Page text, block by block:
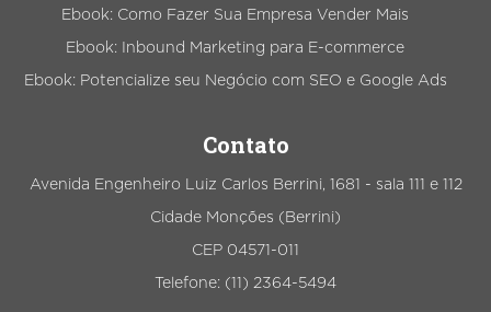
Ebook: Como Fazer Sua Empresa Vender Mais
Ebook: Inbound Marketing para E-commerce
Ebook: Potencialize seu Negócio com SEO e Google Ads
Contato
Avenida Engenheiro Luiz Carlos Berrini, 1681 - sala 111 e 112
Cidade Monções (Berrini)
CEP 04571-011
Telefone: (11) 2364-5494